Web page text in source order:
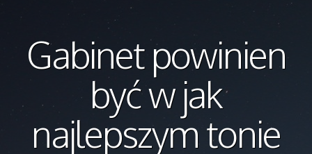
Gabinet powinien
być w jak
najlepszym tonie